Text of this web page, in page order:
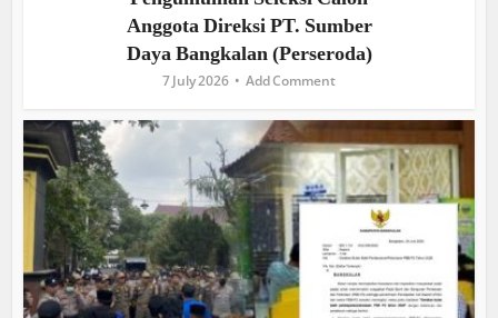
Anggota Direksi PT. Sumber
Daya Bangkalan (Perseroda)
7 July 2026 Add Comment